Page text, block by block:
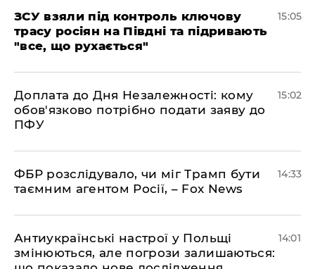
ЗСУ взяли під контроль ключову
трасу росіян на Півдні та підривають
"все, що рухається"
15:05
Доплата до Дня Незалежності: кому
обов'язково потрібно подати заяву до
ПФУ
15:02
ФБР розслідувало, чи міг Трамп бути
таємним агентом Росії, – Fox News
14:33
Антиукраїнські настрої у Польщі
змінюються, але погрози залишаються:
14:01